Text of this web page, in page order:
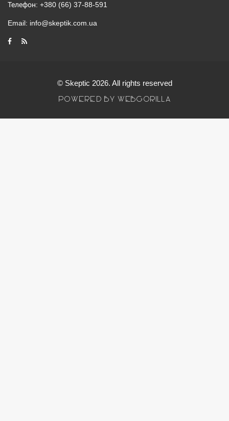
Телефон: +380 (66) 37-88-591
Email: info@skeptik.com.ua
© Skeptic 2026. All rights reserved
POWERED BY WEBGORILLA